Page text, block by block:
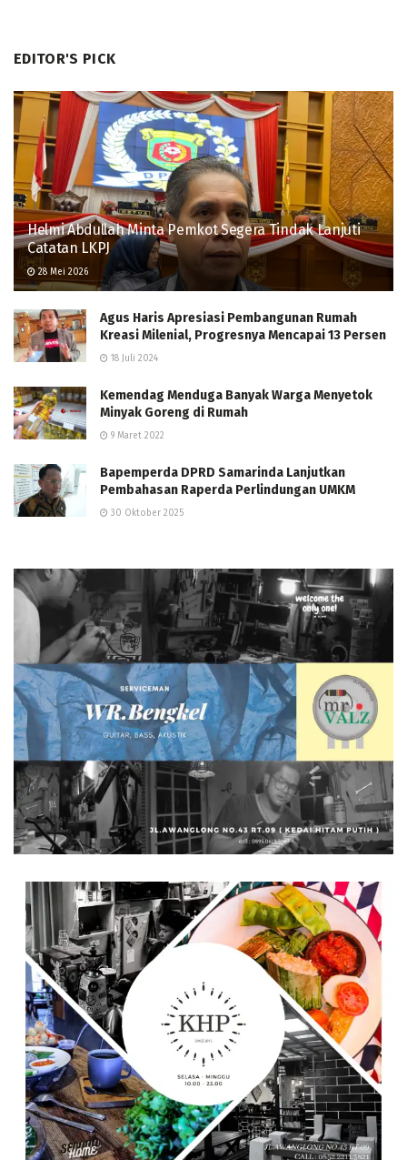
EDITOR'S PICK
Helmi Abdullah Minta Pemkot Segera Tindak Lanjuti
Catatan LKPJ
28 Mei 2026
Agus Haris Apresiasi Pembangunan Rumah
Kreasi Milenial, Progresnya Mencapai 13 Persen
18 Juli 2024
Kemendag Menduga Banyak Warga Menyetok
Minyak Goreng di Rumah
9 Maret 2022
Bapemperda DPRD Samarinda Lanjutkan
Pembahasan Raperda Perlindungan UMKM
30 Oktober 2025